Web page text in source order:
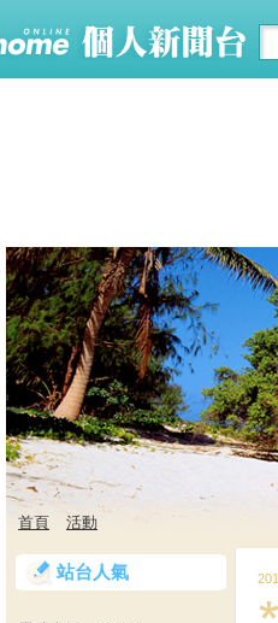
首頁 活動
站台人氣